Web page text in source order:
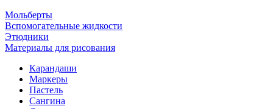
Мольберты
Вспомогательные жидкости
Этюдники
Материалы для рисования
Карандаши
Маркеры
Пастель
Сангина